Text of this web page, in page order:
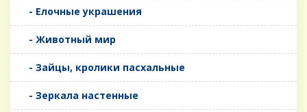
- Елочные украшения
- Животный мир
- Зайцы, кролики пасхальные
- Зеркала настенные